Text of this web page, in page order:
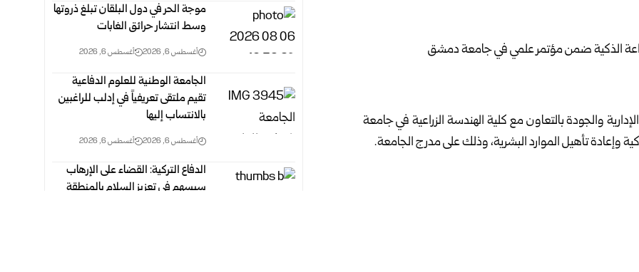
جامعة
وإعادة تأهيل الموارد البشرية، وذلك على مدرج الجامعة.
موجة الحر في دول البلقان تبلغ ذروتها
وسط انتشار حرائق الغابات
أغسطس 6, 2026 أغسطس 6, 2026
الجامعة الوطنية للعلوم الدفاعية
تقيم ملتقى تعريفياً في إدلب للراغبين
بالانتساب إليها
أغسطس 6, 2026 أغسطس 6, 2026
الدفاع التركية: القضاء على الإرهاب
سيسهم في تعزيز السلام بالمنطقة